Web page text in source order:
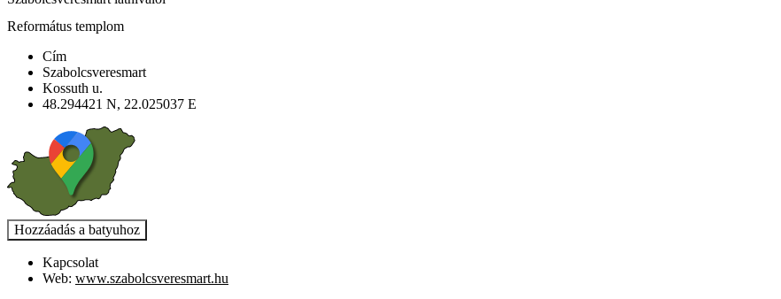
Református templom
Cím
Szabolcsveresmart
Kossuth u.
48.294421 N, 22.025037 E
Kapcsolat
Web: www.szabolcsveresmart.hu